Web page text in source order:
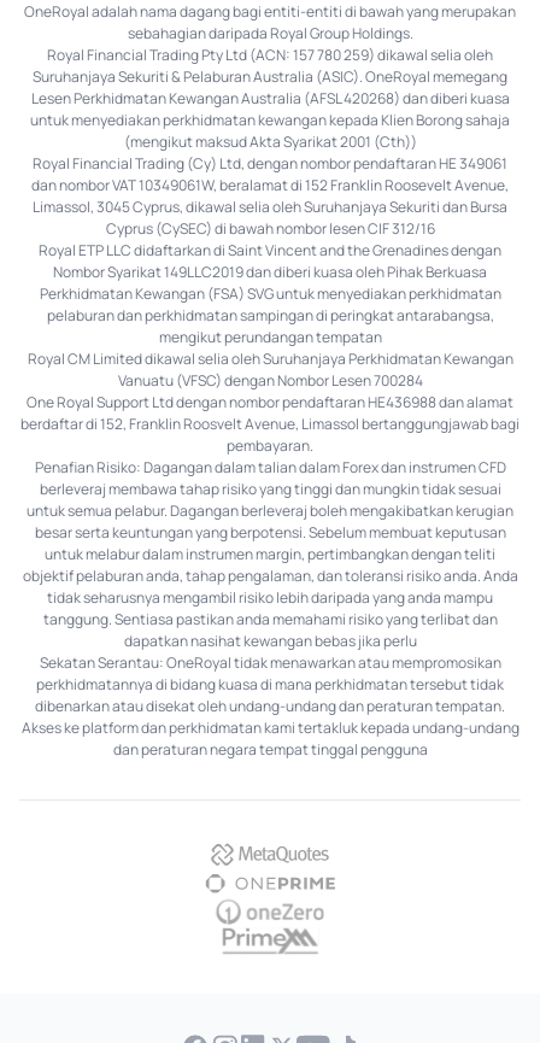
OneRoyal adalah nama dagang bagi entiti-entiti di bawah yang merupakan
sebahagian daripada Royal Group Holdings.
Royal Financial Trading Pty Ltd (ACN: 157 780 259) dikawal selia oleh
Suruhanjaya Sekuriti & Pelaburan Australia (ASIC). OneRoyal memegang
Lesen Perkhidmatan Kewangan Australia (AFSL 420268) dan diberi kuasa
untuk menyediakan perkhidmatan kewangan kepada Klien Borong sahaja
(mengikut maksud Akta Syarikat 2001 (Cth))
Royal Financial Trading (Cy) Ltd, dengan nombor pendaftaran HE 349061
dan nombor VAT 10349061W, beralamat di 152 Franklin Roosevelt Avenue,
Limassol, 3045 Cyprus, dikawal selia oleh Suruhanjaya Sekuriti dan Bursa
Cyprus (CySEC) di bawah nombor lesen CIF 312/16
Royal ETP LLC didaftarkan di Saint Vincent and the Grenadines dengan
Nombor Syarikat 149LLC2019 dan diberi kuasa oleh Pihak Berkuasa
Perkhidmatan Kewangan (FSA) SVG untuk menyediakan perkhidmatan
pelaburan dan perkhidmatan sampingan di peringkat antarabangsa,
mengikut perundangan tempatan
Royal CM Limited dikawal selia oleh Suruhanjaya Perkhidmatan Kewangan
Vanuatu (VFSC) dengan Nombor Lesen 700284
One Royal Support Ltd dengan nombor pendaftaran HE436988 dan alamat
berdaftar di 152, Franklin Roosvelt Avenue, Limassol bertanggungjawab bagi
pembayaran.
Penafian Risiko: Dagangan dalam talian dalam Forex dan instrumen CFD
berleveraj membawa tahap risiko yang tinggi dan mungkin tidak sesuai
untuk semua pelabur. Dagangan berleveraj boleh mengakibatkan kerugian
besar serta keuntungan yang berpotensi. Sebelum membuat keputusan
untuk melabur dalam instrumen margin, pertimbangkan dengan teliti
objektif pelaburan anda, tahap pengalaman, dan toleransi risiko anda. Anda
tidak seharusnya mengambil risiko lebih daripada yang anda mampu
tanggung. Sentiasa pastikan anda memahami risiko yang terlibat dan
dapatkan nasihat kewangan bebas jika perlu
Sekatan Serantau: OneRoyal tidak menawarkan atau mempromosikan
perkhidmatannya di bidang kuasa di mana perkhidmatan tersebut tidak
dibenarkan atau disekat oleh undang-undang dan peraturan tempatan.
Akses ke platform dan perkhidmatan kami tertakluk kepada undang-undang
dan peraturan negara tempat tinggal pengguna
MetaQuotes
OnePrime
OneZero
PrimeXM